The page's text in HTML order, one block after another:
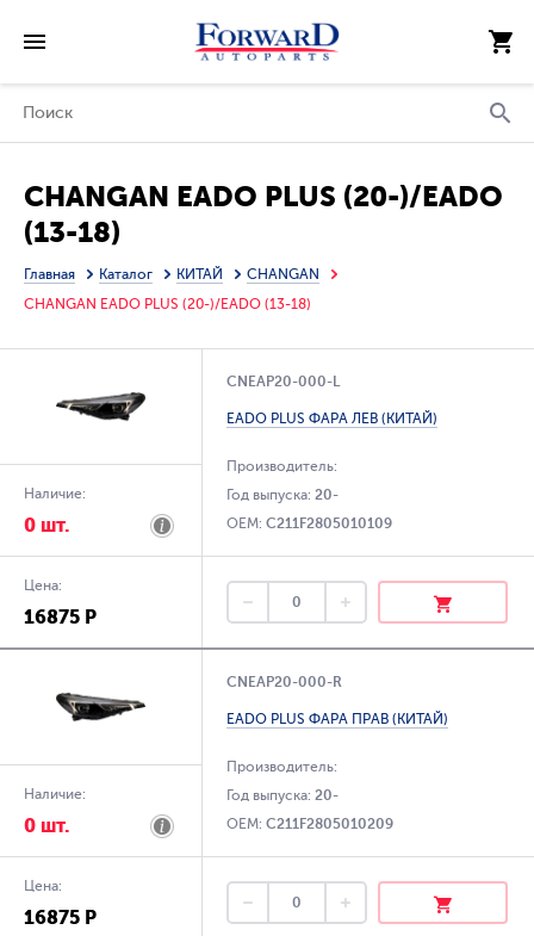
CHANGAN EADO PLUS (20-)/EADO
(13-18)
Главная Каталог КИТАЙ
CHANGAN
CHANGAN EADO PLUS (20-)/EADO (13-18)
Наличие:
0 шт.
CNEAP20-000-L
EADO PLUS ФАРА ЛЕВ (КИТАЙ)
Производитель:
Год выпуска:20-
OEM:C211F2805010109
Цена:
16875 Р
Наличие:
0 шт.
CNEAP20-000-R
EADO PLUS ФАРА ПРАВ (КИТАЙ)
Производитель:
Год выпуска:20-
OEM:C211F2805010209
Цена:
16875 Р